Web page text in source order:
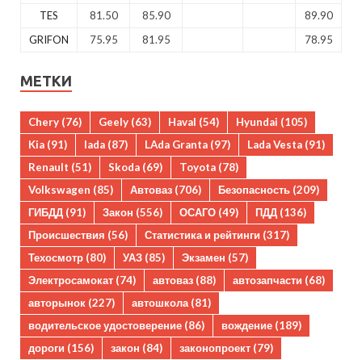
TES
81.50 85.90
89.90
GRIFON
75.95 81.95 78.95
МЕТКИ
Chery (76) Geely (63) Haval (54) Hyundai (105)
Kia (91) lada (87) LAda Granta (97) Lada Vesta (91)
Renault (51) Skoda (69) Toyota (78)
Volkswagen (85) Автоваз (706) Безопасность (209)
ГИБДД (91) Закон (556) ОСАГО (49) ПДД (136)
Происшествия (56) Статистика и рейтинги (317)
Техосмотр (80) УАЗ (85) Экзамен (57)
Электросамокат (74) автоваз (88) автозапчасти (68)
авторынок (227) автошкола(81)
водительское удостоверение (86) вождение (189)
дороги (156) закон (84) законопроект (79)